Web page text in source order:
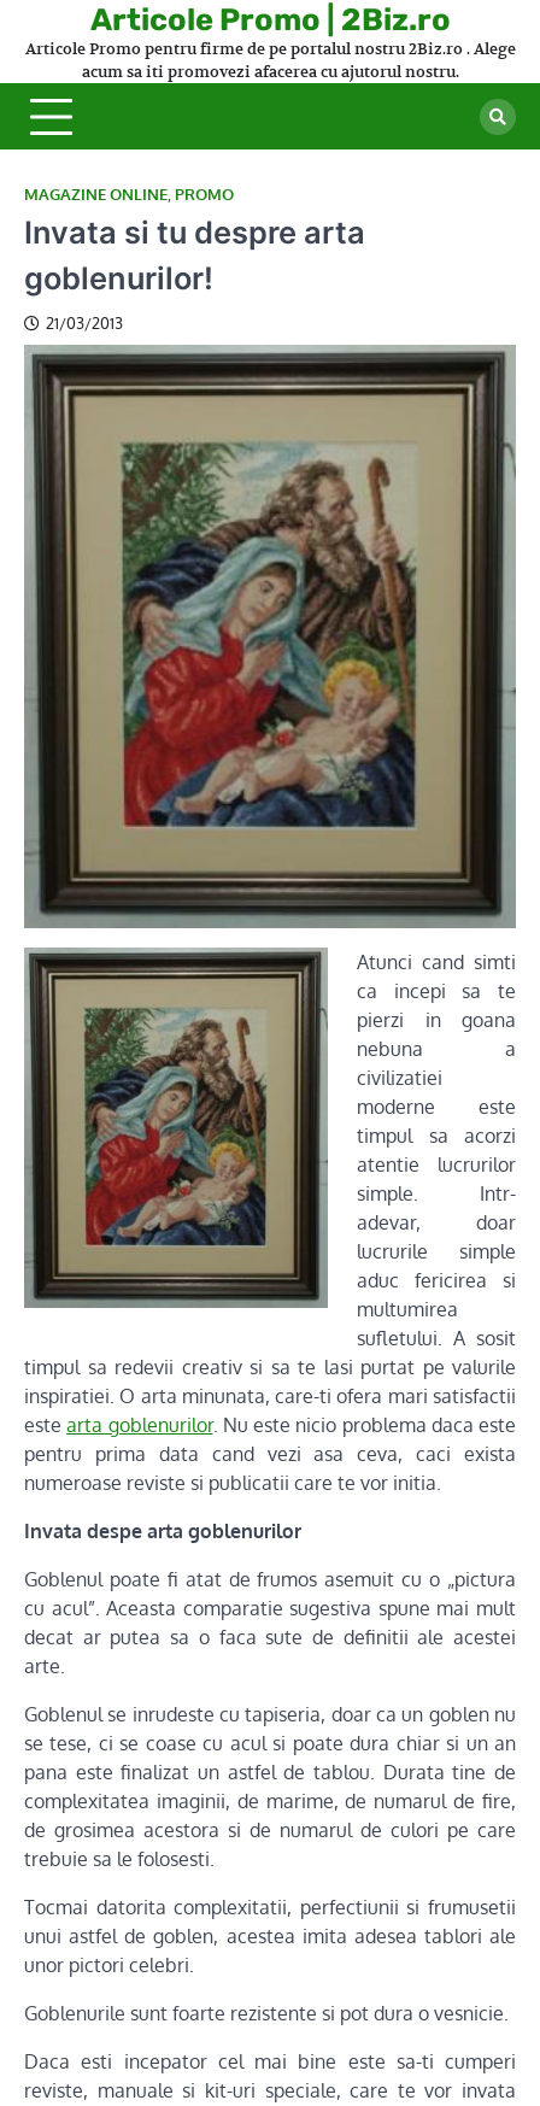
Articole Promo | 2Biz.ro
Articole Promo pentru firme de pe portalul nostru 2Biz.ro . Alege
acum sa iti promovezi afacerea cu ajutorul nostru.
MAGAZINE ONLINE PROMO
Invata si tu despre arta
goblenurilor!
21/03/2013
Atunci cand simti
ca incepi sa te
pierzi in goana
nebuna a
civilizatiei
moderne este
timpul sa acorzi
atentie lucrurilor
simple. Intr-
adevar, doar
lucrurile simple
aduc fericirea si
multumirea
sufletului. A sosit
timpul sa redevii creativ si sa te lasi purtat pe valurile
inspiratiei. O arta minunata, care-ti ofera mari satisfactii
estearta goblenurilor. Nu este nicio problema daca este
pentru prima data cand vezi asa ceva, caci exista
numeroase reviste si publicatii care te vor initia.
Invata despe arta goblenurilor
Goblenul poate fi atat de frumos asemuit cu o „pictura
cu acul”. Aceasta comparatie sugestiva spune mai mult
decat ar putea sa o faca sute de definitii ale acestei
arte.
Goblenul se inrudeste cu tapiseria, doar ca un goblen nu
se tese, ci se coase cu acul si poate dura chiar si un an
pana este finalizat un astfel de tablou. Durata tine de
complexitatea imaginii, de marime, de numarul de fire,
de grosimea acestora si de numarul de culori pe care
trebuie sa le folosesti.
Tocmai datorita complexitatii, perfectiunii si frumusetii
unui astfel de goblen, acestea imita adesea tablori ale
unor pictori celebri.
Goblenurile sunt foarte rezistente si pot dura o vesnicie.
Daca esti incepator cel mai bine este sa-ti cumperi
reviste, manuale si kit-uri speciale, care te vor invata